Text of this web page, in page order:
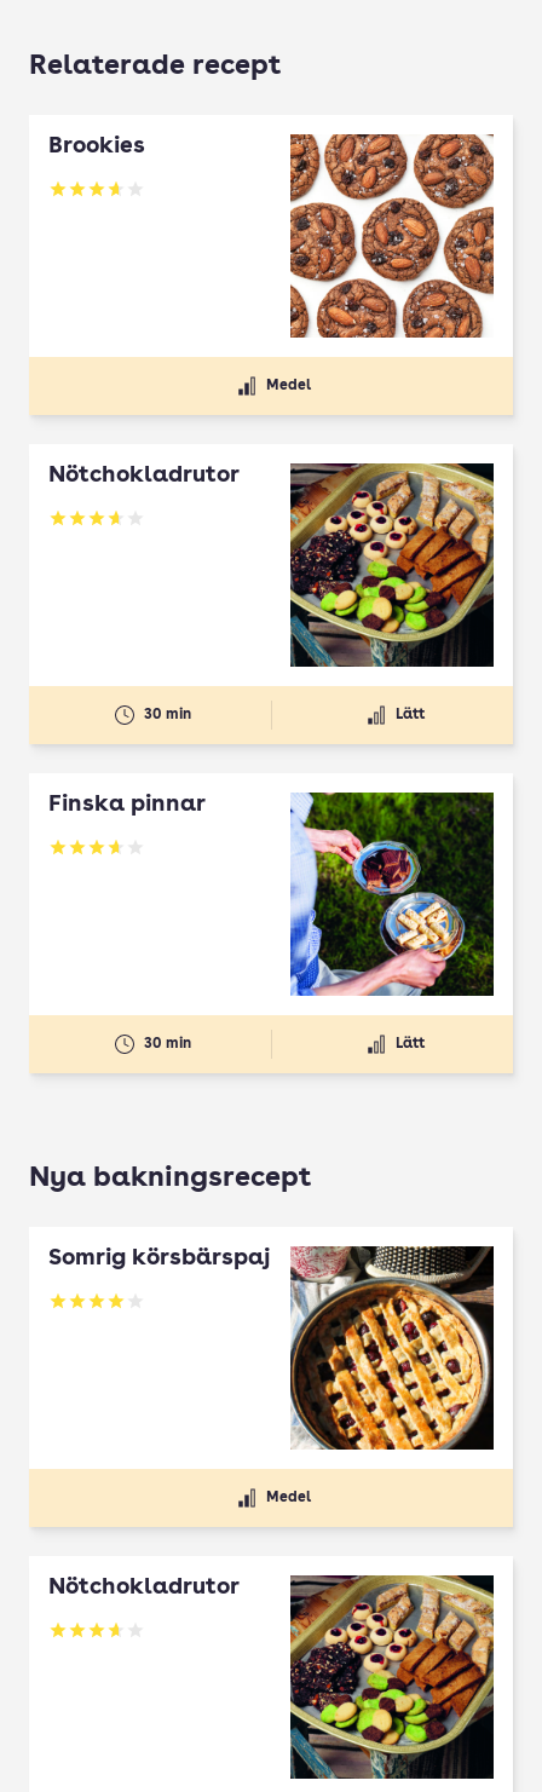
Relaterade recept
Brookies
Betyg: 3.64 av 5
Medel
Nötchokladrutor
Betyg: 3.65 av 5
30 min Lätt
Finska pinnar
Betyg: 3.67 av 5
30 min Lätt
Nya bakningsrecept
Somrig körsbärspaj
Betyg: 4 av 5
Medel
Nötchokladrutor
Betyg: 3.65 av 5